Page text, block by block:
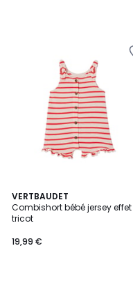
VERTBAUDET
Combishort bébé jersey effet
tricot
19,99 €